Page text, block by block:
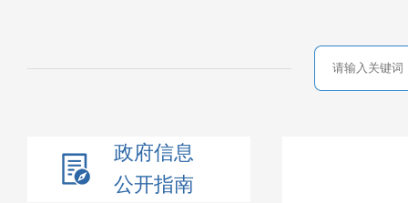
政府信息
公开指南